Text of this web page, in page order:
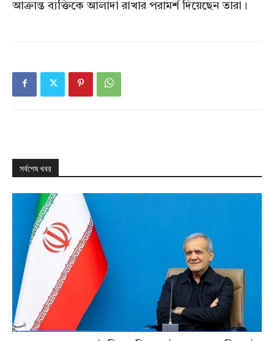
আক্রান্ত ব্যক্তিকে আলাদা রাখার পরামর্শ দিয়েছেন তারা।
সর্বশেষ খবর